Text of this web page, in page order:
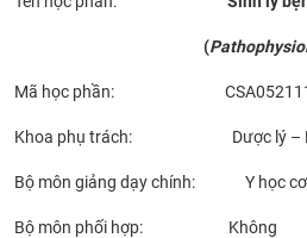
(
Mã học phần:
Khoa phụ trách: Dược lý –
Bộ môn giảng dạy chính: Y
Bộ môn phối hợp: Không